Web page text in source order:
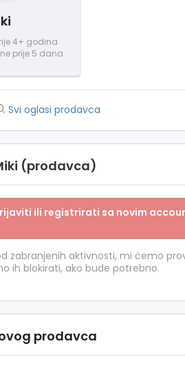
4+ godina
prije 5 dana
Svi oglasi prodavca
(prodavca)
ili registrirati sa novim
zabranjenih aktivnosti, mi ćemo
ih blokirati, ako bude potrebno.
prodavca